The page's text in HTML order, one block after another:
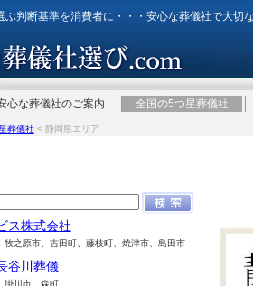
ぶ判断基準を消費者に・・・安心な葬儀社で大切
心な葬儀社のご案内 全国の5つ星葬儀社
葬儀社< 静岡県エリア
ス株式会社
牧之原市、吉田町、藤枝町、焼津市、島田市
谷川葬儀
掛川市、森町